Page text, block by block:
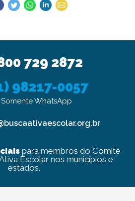
729 2872
98217-0057
Somente WhatsApp
para membros do Comitê
Escolar nos municípios e
estados.